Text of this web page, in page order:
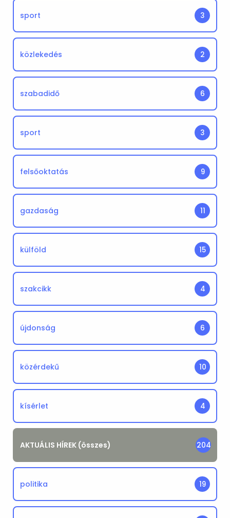
sport 3
közlekedés 2
szabadidő 6
sport 3
felsőoktatás 9
gazdaság 11
külföld 15
szakcikk 4
újdonság 6
közérdekű 10
kísérlet 4
AKTUÁLIS HÍREK (összes) 204
politika 19